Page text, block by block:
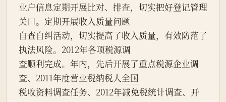
业户信息定期开展比对、排查，切实把好登记管理
关口。定期开展收入质量问题
自查自纠活动，切实提高了收入质量，有效防范了
执法风险。2012年各项税源调
查顺利完成。年内，先后开展了重点税源企业调
查、2011年度营业税纳税人全国
税收资料调查任务、2012年减免税统计调查、开